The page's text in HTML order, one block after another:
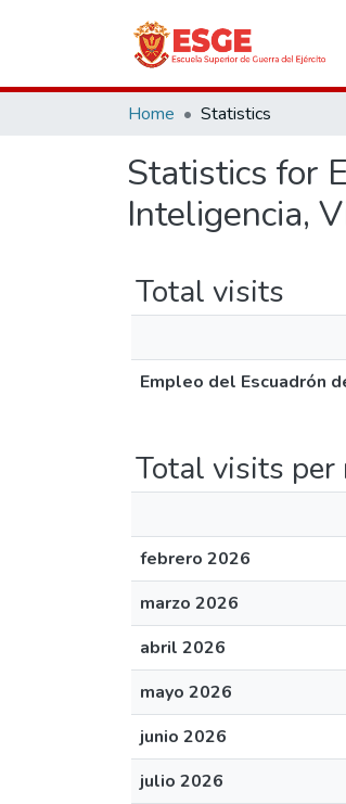
Home Statistics
Statistics for
Inteligencia,
Total visits
Empleo del Escuadrón
Total visits per
febrero 2026
marzo 2026
abril 2026
mayo 2026
junio 2026
julio 2026